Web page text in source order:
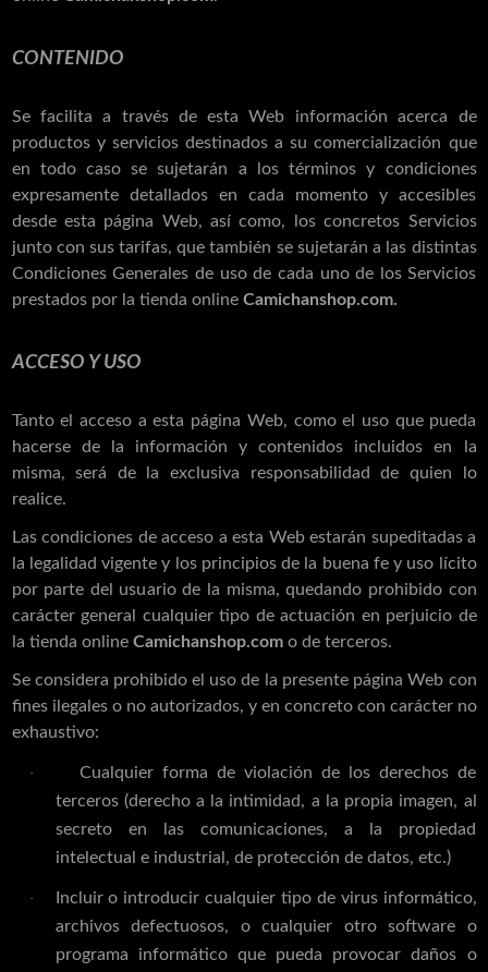
CONTENIDO
Se facilita a través de esta Web información acerca de
productos y servicios destinados a su comercialización que
en todo caso se sujetarán a los términos y condiciones
expresamente detallados en cada momento y accesibles
desde esta página Web, así como, los concretos Servicios
junto con sus tarifas, que también se sujetarán a las distintas
Condiciones Generales de uso de cada uno de los Servicios
prestados por la tienda online Camichanshop.com.
ACCESO Y USO
Tanto el acceso a esta página Web, como el uso que pueda
hacerse de la información y contenidos incluidos en la
misma, será de la exclusiva responsabilidad de quien lo
realice.
Las condiciones de acceso a esta Web estarán supeditadas a
la legalidad vigente y los principios de la buena fe y uso lícito
por parte del usuario de la misma, quedando prohibido con
carácter general cualquier tipo de actuación en perjuicio de
la tienda online Camichanshop.como de terceros.
Se considera prohibido el uso de la presente página Web con
fines ilegales o no autorizados, y en concreto con carácter no
exhaustivo:
·
Cualquier forma de violación de los derechos de
terceros (derecho a la intimidad, a la propia imagen, al
secreto en las comunicaciones, a la propiedad
intelectual e industrial, de protección de datos, etc.)
·
Incluir o introducir cualquier tipo de virus informático,
archivos defectuosos, o cualquier otro software o
programa informático que pueda provocar daños o